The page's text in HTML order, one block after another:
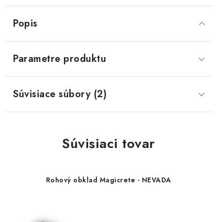
Popis
Parametre produktu
Súvisiace súbory (2)
Súvisiaci tovar
Rohový obklad Magicrete - NEVADA